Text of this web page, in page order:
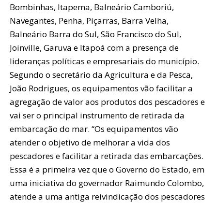
Bombinhas, Itapema, Balneário Camboriú,
Navegantes, Penha, Piçarras, Barra Velha,
Balneário Barra do Sul, São Francisco do Sul,
Joinville, Garuva e Itapoá com a presença de
lideranças políticas e empresariais do município.
Segundo o secretário da Agricultura e da Pesca,
João Rodrigues, os equipamentos vão facilitar a
agregação de valor aos produtos dos pescadores e
vai ser o principal instrumento de retirada da
embarcação do mar. “Os equipamentos vão
atender o objetivo de melhorar a vida dos
pescadores e facilitar a retirada das embarcações.
Essa é a primeira vez que o Governo do Estado, em
uma iniciativa do governador Raimundo Colombo,
atende a uma antiga reivindicação dos pescadores